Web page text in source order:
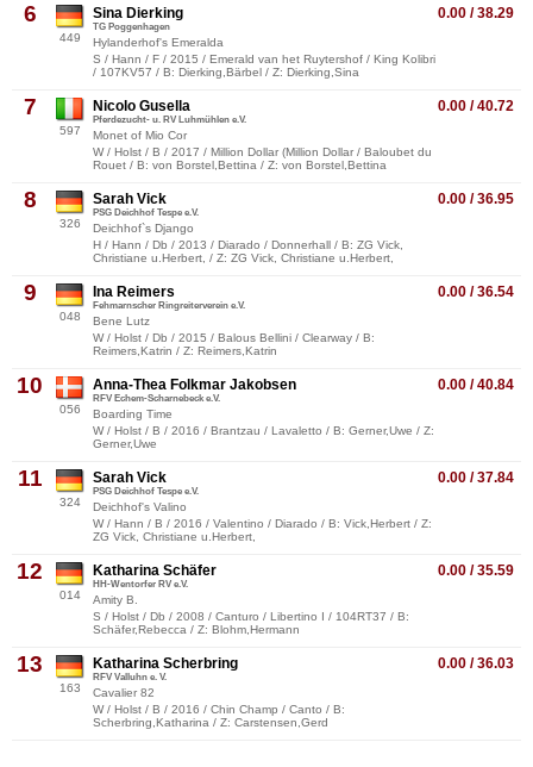
6
449
0.00 / 38.29
Sina Dierking
TG Poggenhagen
Hylanderhof's Emeralda
S / Hann / F / 2015 / Emerald van het Ruytershof / King Kolibri
/ 107KV57 / B: Dierking,Bärbel / Z: Dierking,Sina
7
597
0.00 / 40.72
Nicolo Gusella
Pferdezucht- u. RV Luhmühlen e.V.
Monet of Mio Cor
W / Holst / B / 2017 / Million Dollar (Million Dollar / Baloubet du
Rouet / B: von Borstel,Bettina / Z: von Borstel,Bettina
8
326
0.00 / 36.95
Sarah Vick
PSG Deichhof Tespe e.V.
Deichhof`s Django
H / Hann / Db / 2013 / Diarado / Donnerhall / B: ZG Vick,
Christiane u.Herbert, / Z: ZG Vick, Christiane u.Herbert,
9
048
0.00 / 36.54
Ina Reimers
Fehmarnscher Ringreiterverein e.V.
Bene Lutz
W / Holst / Db / 2015 / Balous Bellini / Clearway / B:
Reimers,Katrin / Z: Reimers,Katrin
10
056
0.00 / 40.84
Anna-Thea Folkmar Jakobsen
RFV Echem-Scharnebeck e.V.
Boarding Time
W / Holst / B / 2016 / Brantzau / Lavaletto / B: Gerner,Uwe / Z:
Gerner,Uwe
11
324
0.00 / 37.84
Sarah Vick
PSG Deichhof Tespe e.V.
Deichhof's Valino
W / Hann / B / 2016 / Valentino / Diarado / B: Vick,Herbert / Z:
ZG Vick, Christiane u.Herbert,
12
014
0.00 / 35.59
Katharina Schäfer
HH-Wentorfer RV e.V.
Amity B.
S / Holst / Db / 2008 / Canturo / Libertino I / 104RT37 / B:
Schäfer,Rebecca / Z: Blohm,Hermann
13
163
0.00 / 36.03
Katharina Scherbring
RFV Valluhn e. V.
Cavalier 82
W / Holst / B / 2016 / Chin Champ / Canto / B:
Scherbring,Katharina / Z: Carstensen,Gerd